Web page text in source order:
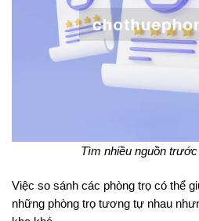
Tìm nhiều nguồn
Việc so sánh các phòng trọ có thể
những phòng trọ tương tự nhau